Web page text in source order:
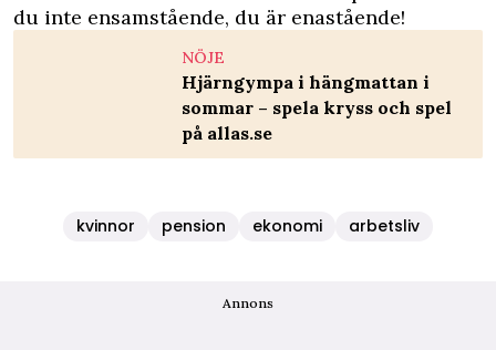
du inte ensamstående, du är enastående!
NÖJE
Hjärngympa i hängmattan i
sommar – spela kryss och spel
på allas.se
kvinnor pension ekonomi arbetsliv
Annons